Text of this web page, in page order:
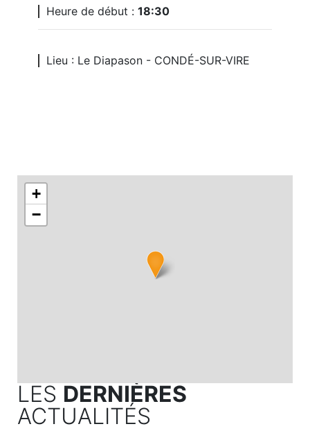
Heure de début : 18:30
Lieu : Le Diapason - CONDÉ-SUR-VIRE
+
−
LES DERNIÈRES
ACTUALITÉS